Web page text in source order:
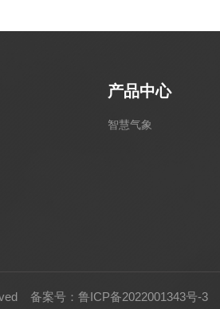
产品中心
智慧气象
备案号：鲁ICP备2022001343号-3